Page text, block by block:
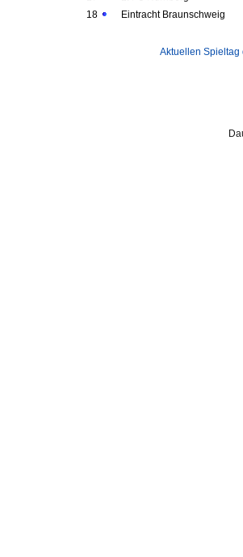
18
Eintracht Braunschweig
Aktuellen Spieltag